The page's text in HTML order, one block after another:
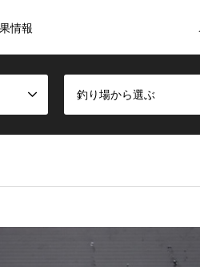
情報
釣り場から選ぶ